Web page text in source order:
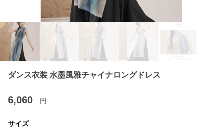
ダンス衣装 水墨風雅チャイナロングドレス
6,060 円
サイズ